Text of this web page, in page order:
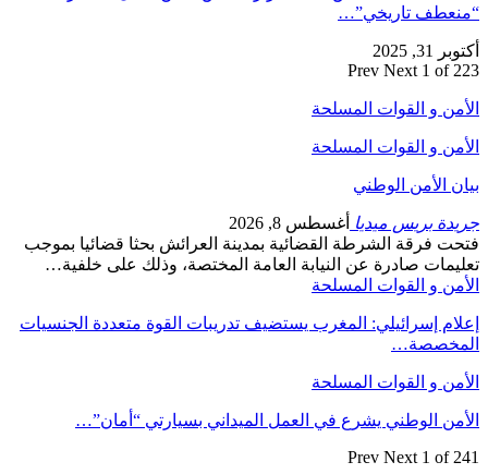
“منعطف تاريخي”…
أكتوبر 31, 2025
Prev Next 1 of 223
الأمن و القوات المسلحة
الأمن و القوات المسلحة
بيان الأمن الوطني
جريدة بريس ميديا أغسطس 8, 2026
فتحت فرقة الشرطة القضائية بمدينة العرائش بحثا قضائيا بموجب
تعليمات صادرة عن النيابة العامة المختصة، وذلك على خلفية…
الأمن و القوات المسلحة
إعلام إسرائيلي: المغرب يستضيف تدريبات القوة متعددة الجنسيات
المخصصة…
الأمن و القوات المسلحة
الأمن الوطني يشرع في العمل الميداني بسيارتي “أمان”…
Prev Next 1 of 241